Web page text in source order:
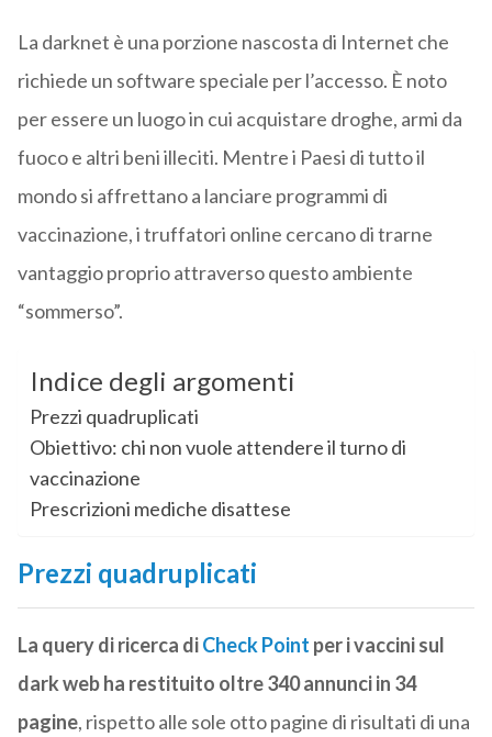
La darknet è una porzione nascosta di Internet che
richiede un software speciale per l’accesso. È noto
per essere un luogo in cui acquistare droghe, armi da
fuoco e altri beni illeciti. Mentre i Paesi di tutto il
mondo si affrettano a lanciare programmi di
vaccinazione, i truffatori online cercano di trarne
vantaggio proprio attraverso questo ambiente
“sommerso”.
Indice degli argomenti
Prezzi quadruplicati
Obiettivo: chi non vuole attendere il turno di
vaccinazione
Prescrizioni mediche disattese
Prezzi quadruplicati
La query di ricerca diCheck Point per i vaccini sul
dark web ha restituito oltre 340 annunci in 34
pagine, rispetto alle sole otto pagine di risultati di una